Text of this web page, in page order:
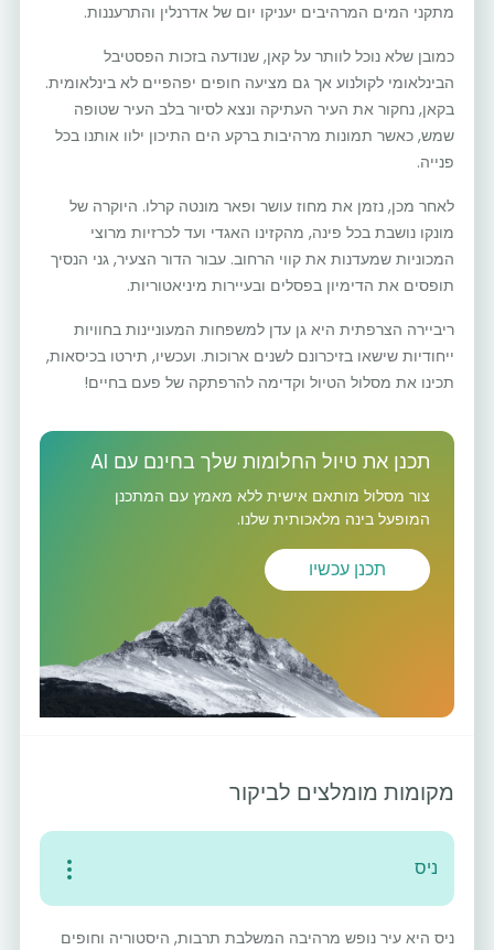
מתקני המים המרהיבים יעניקו יום של אדרנלין והתרעננות.
כמובן שלא נוכל לוותר על קאן, שנודעה בזכות הפסטיבל
הבינלאומי לקולנוע אך גם מציעה חופים יפהפיים לא בינלאומית.
בקאן, נחקור את העיר העתיקה ונצא לסיור בלב העיר שטופה
שמש, כאשר תמונות מרהיבות ברקע הים התיכון ילוו אותנו בכל
פנייה.
לאחר מכן, נזמן את מחוז עושר ופאר מונטה קרלו. היוקרה של
מונקו נושבת בכל פינה, מהקזינו האגדי ועד לכרזיות מרוצי
המכוניות שמעדנות את קווי הרחוב. עבור הדור הצעיר, גני הנסיך
תופסים את הדימיון בפסלים ובעיירות מיניאטוריות.
ריביירה הצרפתית היא גן עדן למשפחות המעוניינות בחוויות
ייחודיות שישאו בזיכרונם לשנים ארוכות. ועכשיו, תירטו בכיסאות,
תכינו את מסלול הטיול וקדימה להרפתקה של פעם בחיים!
תכנן את טיול החלומות שלך בחינם עם AI
צור מסלול מותאם אישית ללא מאמץ עם המתכנן
המופעל בינה מלאכותית שלנו.
תכנן עכשיו
מקומות מומלצים לביקור
ניס
ניס היא עיר נופש מרהיבה המשלבת תרבות, היסטוריה וחופים